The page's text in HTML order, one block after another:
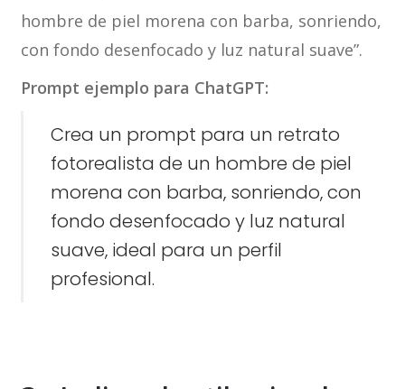
hombre de piel morena con barba, sonriendo,
con fondo desenfocado y luz natural suave”.
Prompt ejemplo para ChatGPT:
Crea un prompt para un retrato
fotorealista de un hombre de piel
morena con barba, sonriendo, con
fondo desenfocado y luz natural
suave, ideal para un perfil
profesional.